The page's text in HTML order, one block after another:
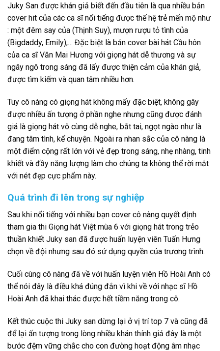
Juky San được khán giả biết đến đầu tiên là qua nhiều bản
cover hit của các ca sĩ nổi tiếng được thế hệ trẻ mến mộ như
: một đêm say của (Thịnh Suy), mượn rượu tỏ tình của
(Bigdaddy, Emily),… Đặc biệt là bản cover bài hát Cầu hôn
của ca sĩ Văn Mai Hương với giọng hát dễ thương và sự
ngây ngô trong sáng đã lấy được thiện cảm của khán giả,
được tìm kiếm và quan tâm nhiều hơn.
Tuy cô nàng có giọng hát không mấy đặc biệt, không gây
được nhiều ấn tượng ở phần nghe nhưng cũng được đánh
giá là giọng hát vô cùng dễ nghe, bắt tai, ngọt ngào như là
đang tâm tình, kể chuyện. Ngoài ra nhan sắc của cô nàng là
một điểm cộng rất lớn với vẻ đẹp trong sáng, nhẹ nhàng, tinh
khiết và đầy năng lượng làm cho chúng ta không thể rời mắt
với nét đẹp cực phẩm này.
Quá trình đi lên trong sự nghiệp
Sau khi nổi tiếng với nhiều bạn cover cô nàng quyết định
tham gia thi Giọng hát Việt mùa 6 với giọng hát trong trẻo
thuần khiết Juky san đã được huấn luyện viên Tuấn Hưng
chọn về đội nhưng sau đó sử dụng quyền của trương trình.
Cuối cùng cô nàng đã về với huấn luyện viên Hồ Hoài Anh có
thể nói đây là điều khá đúng đắn vì khi về với nhạc sĩ Hồ
Hoài Anh đã khai thác được hết tiềm năng trong cô.
Kết thúc cuộc thi Juky san dừng lại ở vị trí top 7 và cũng đã
để lại ấn tượng trong lòng nhiều khán thính giả đây là một
bước đệm vững chắc cho con đường hoạt động âm nhạc